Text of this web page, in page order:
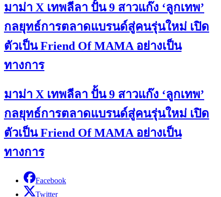
มาม่า X เทพลีลา ปั้น 9 สาวแก๊ง ‘ลูกเทพ’
กลยุทธ์การตลาดแบรนด์สู่คนรุ่นใหม่ เปิด
ตัวเป็น Friend Of MAMA อย่างเป็น
ทางการ
มาม่า X เทพลีลา ปั้น 9 สาวแก๊ง ‘ลูกเทพ’
กลยุทธ์การตลาดแบรนด์สู่คนรุ่นใหม่ เปิด
ตัวเป็น Friend Of MAMA อย่างเป็น
ทางการ
Facebook
Twitter